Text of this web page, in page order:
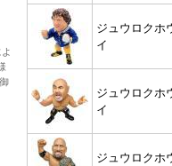
ジュウロクホ
イ
ジュウロクホ
イ
ジュウロクホ